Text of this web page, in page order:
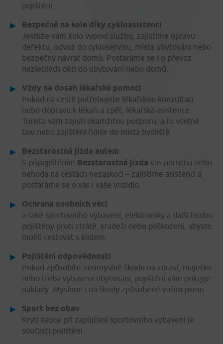
pojištění.
Bezpečně na kole díky cykloasistenci
Jestliže vám kolo vypoví službu, zajistíme opravu
defektu, odvoz do cykloservisu, místa ubytování nebo
bezpečný návrat domů. Postaráme se i o převoz
nezletilých dětí do ubytování nebo domů.
Vždy na dosah lékařské pomoci
Pokud na cestě potřebujete lékařskou konzultaci
nebo dopravu k lékaři a zpět, lékařská asistence
Turista vám zajistí okamžitou podporu, a to včetně
taxi nebo zajištění řidiče do místa bydliště.
Bezstarostná jízda autem
S připojištěním Bezstarostná jízda vás porucha nebo
nehoda na cestách nezaskočí – zajistíme asistenci a
postaráme se o vás i vaše vozidlo.
Ochrana osobních věcí
a také sportovního vybavení, elektroniky a další budou
pojištěny proti ztrátě, krádeži nebo poškození, abyste
mohli cestovat s klidem.
Pojištění odpovědnosti
Pokud způsobíte neúmyslně škodu na zdraví, majetku
nebo třeba vybavení ubytování, pojištění vám pokryje
náklady. Myslíme i na škody způsobené vaším psem.
Sport bez obav
Krytí kauce při zapůjčení sportovního vybavení je
součástí pojištění.